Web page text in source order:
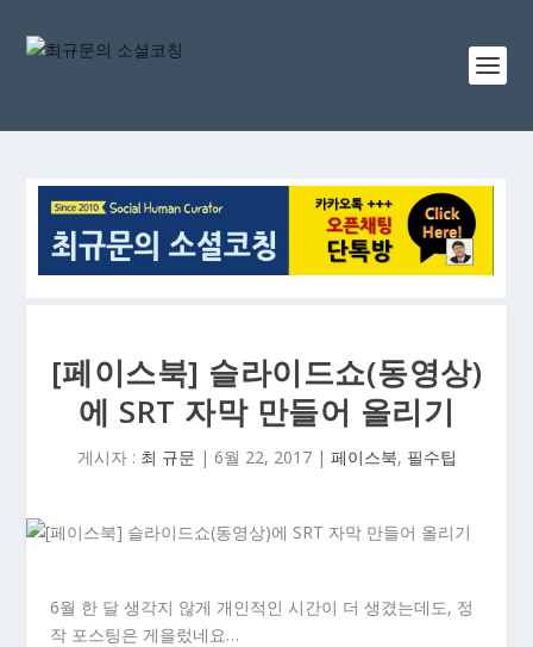
[페이스북] 슬라이드쇼(동영상)
에 SRT 자막 만들어 올리기
게시자 : 최 규문 | 6월 22, 2017| 페이스북, 필수팁
6월 한 달 생각지 않게 개인적인 시간이 더 생겼는데도, 정
작 포스팅은 게을렀네요…